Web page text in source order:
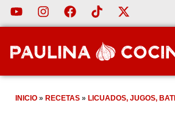
INICIO » RECETAS » LICUADOS, JUGOS,